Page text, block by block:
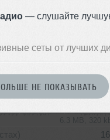
— слушайте
сеты от лучших
НЕ ПОКАЗЫВАТЬ
Remix)
8.3 MB, 320
Remix)